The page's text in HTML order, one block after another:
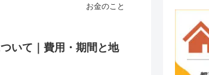
お金のこと
いて｜費用・期間と地